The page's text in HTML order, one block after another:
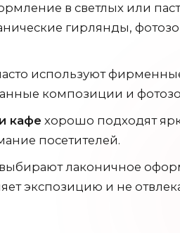
в светлых или
гирлянды,
используют
композиции и
кафе хорошо подходят
посетителей.
лаконичное
экспозицию и не